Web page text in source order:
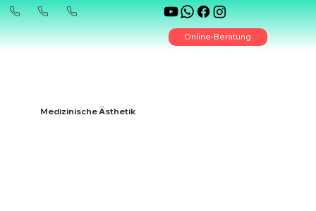
Online-Beratung
Medizinische Ästhetik